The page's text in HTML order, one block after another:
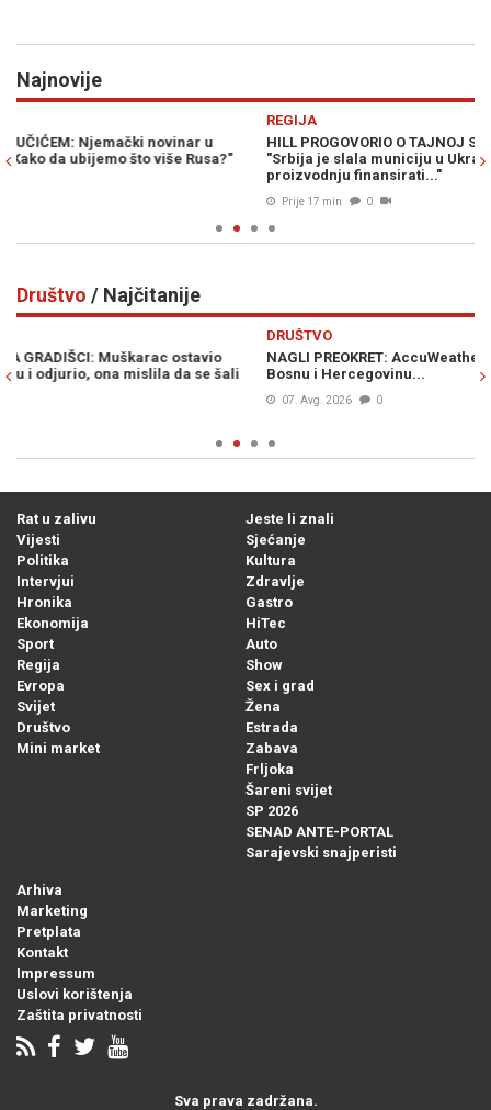
Najnovije
HILL PROGOVORIO O TAJNOJ SARADNJI VUČIĆA I ZELENSKOG:
"Srbija je slala municiju u Ukrajinu, sada se u igri dronovi čiju će
Društvo / Najčitanije
NAGLI PREOKRET: AccuWeather objavio vremensku prognozu za
Bosnu i Hercegovinu...
Rat u zalivu
Vijesti
Politika
Intervjui
Hronika
Ekonomija
Sport
Regija
Evropa
Svijet
Društvo
Mini market
Jeste li znali
Sjećanje
Kultura
Zdravlje
Gastro
HiTec
Auto
Show
Sex i grad
Žena
Estrada
Zabava
Frljoka
Šareni svijet
SP 2026
SENAD ANTE-PORTAL
Sarajevski snajperisti
Arhiva
Marketing
Pretplata
Kontakt
Impressum
Uslovi korištenja
Zaštita privatnosti
Sva prava zadržana.